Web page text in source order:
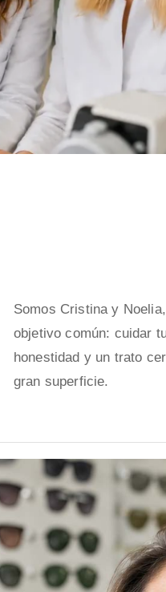
Somos Cristina y
objetivo común: cuidar
honestidad y un trato
gran superficie.